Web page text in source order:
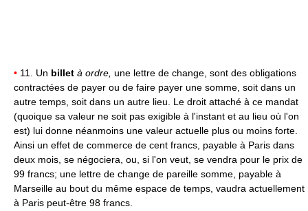
• 11. Un billet à ordre, une lettre de change, sont des obligations
contractées de payer ou de faire payer une somme, soit dans un
autre temps, soit dans un autre lieu. Le droit attaché à ce mandat
(quoique sa valeur ne soit pas exigible à l'instant et au lieu où l'on
est) lui donne néanmoins une valeur actuelle plus ou moins forte.
Ainsi un effet de commerce de cent francs, payable à Paris dans
deux mois, se négociera, ou, si l'on veut, se vendra pour le prix de
99 francs; une lettre de change de pareille somme, payable à
Marseille au bout du même espace de temps, vaudra actuellement
à Paris peut-être 98 francs.